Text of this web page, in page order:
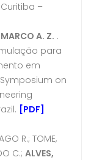
Curitiba –
A. Z. .
para
em
on
[PDF]
R.; TOME,
C.; ALVES,